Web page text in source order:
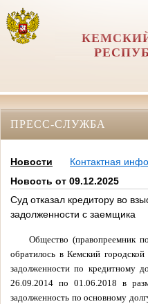
ПРЕСС-СЛУЖБА
Новости
Контактная
Новость от 09.12.2025
Суд отказал кредитору во
задолженности с заемщика
Общество (правопреемник
обратилось в Кемский
задолженности по кредитному
26.09.2014 по 01.06.2018 в
задолженность по основному